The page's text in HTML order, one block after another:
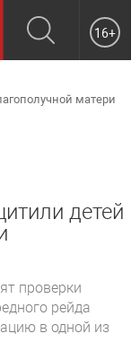
16+
матери
детей
проверки
рейда
в одной из